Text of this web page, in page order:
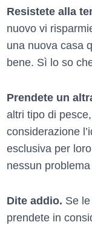
Resistete alla
nuovo vi
una nuova casa
bene. Sì lo so
Prendete un
altri tipo di
considerazione
esclusiva per
nessun
Dite addio. Se
prendete in